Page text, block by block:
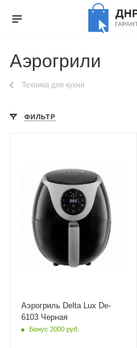
Аэрогрили
Техника для кухни
ФИЛЬТР
Аэрогриль Delta Lux De-
6103 Черная
Бонус 2000 руб.